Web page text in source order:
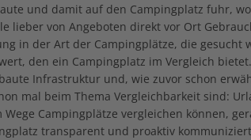
und damit auf den Campingplatz fuhr,
lieber von Angeboten direkt vor Ort
in der Art der Campingplätze, die gesucht
den ein Campingplatz im Vergleich
Infrastruktur und, wie zuvor schon
mal beim Thema Vergleichbarkeit sind:
Wege Campingplätze vergleichen können,
transparent und proaktiv